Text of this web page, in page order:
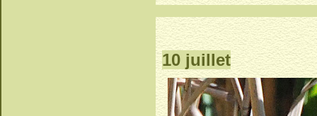
10 juillet